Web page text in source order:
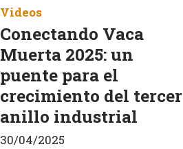
Conectando Vaca
Muerta 2025: un
puente para el
crecimiento del tercer
anillo industrial
Videos
30/04/2025